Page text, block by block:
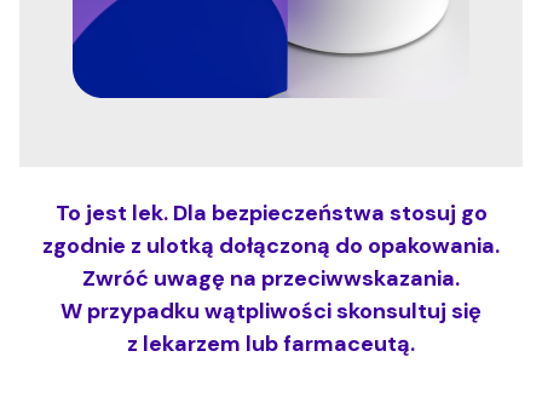
To jest lek. Dla bezpieczeństwa stosuj go
zgodnie z ulotką dołączoną do opakowania.
Zwróć uwagę na przeciwwskazania.
W przypadku wątpliwości skonsultuj się
z lekarzem lub farmaceutą.